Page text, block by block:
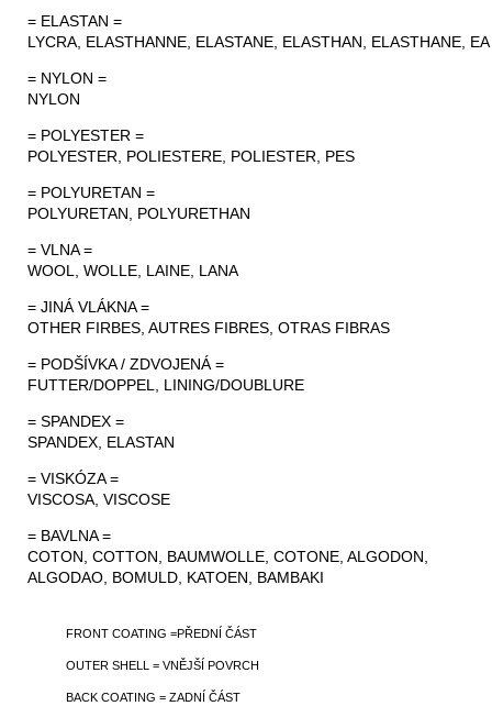
= ELASTAN =
LYCRA, ELASTHANNE, ELASTANE, ELASTHAN, ELASTHANE, EA
= NYLON =
NYLON
= POLYESTER =
POLYESTER, POLIESTERE, POLIESTER, PES
= POLYURETAN =
POLYURETAN, POLYURETHAN
= VLNA =
WOOL, WOLLE, LAINE, LANA
= JINÁ VLÁKNA =
OTHER FIRBES, AUTRES FIBRES, OTRAS FIBRAS
= PODŠÍVKA / ZDVOJENÁ =
FUTTER/DOPPEL, LINING/DOUBLURE
= SPANDEX =
SPANDEX, ELASTAN
= VISKÓZA =
VISCOSA, VISCOSE
= BAVLNA =
COTON, COTTON, BAUMWOLLE, COTONE, ALGODON,
ALGODAO, BOMULD, KATOEN, BAMBAKI
FRONT COATING =PŘEDNÍ ČÁST
OUTER SHELL = VNĚJŠÍ POVRCH
BACK COATING = ZADNÍ ČÁST